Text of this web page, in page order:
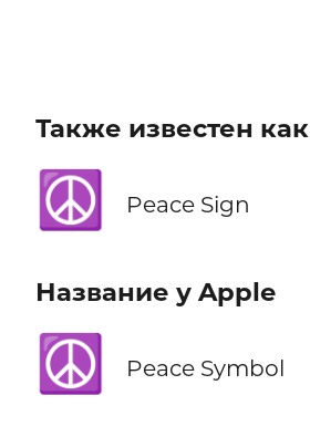
Также известен как
☮️ Peace Sign
Название у Apple
☮️ Peace Symbol